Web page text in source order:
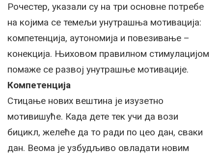
Рочестер, указали су на три основне потребе
на којима се темељи унутрашња мотивација:
компетенција, аутономија и повезивање –
конекција. Њиховом правилном стимулацијом
помаже се развој унутрашње мотивације.
Компетенција
Стицање нових вештина је изузетно
мотивишуће. Када дете тек учи да вози
бицикл, желеће да то ради по цео дан, сваки
дан. Веома је узбудљиво овладати новим